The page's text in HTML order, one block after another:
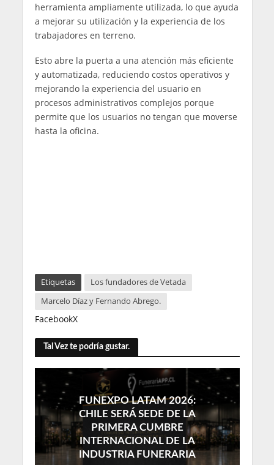
herramienta ampliamente utilizada, lo que ayuda
a mejorar su utilización y la experiencia de los
trabajadores en terreno.
Esto abre la puerta a una atención más eficiente
y automatizada, reduciendo costos operativos y
mejorando la experiencia del usuario en
procesos administrativos complejos porque
permite que los usuarios no tengan que moverse
hasta la oficina.
Etiquetas
Los fundadores de Vetada
Marcelo Díaz y Fernando Abrego.
FacebookX
Tal Vez te podría gustar.
FUNEXPO LATAM 2026:
CHILE SERÁ SEDE DE LA
PRIMERA CUMBRE
INTERNACIONAL DE LA
INDUSTRIA FUNERARIA